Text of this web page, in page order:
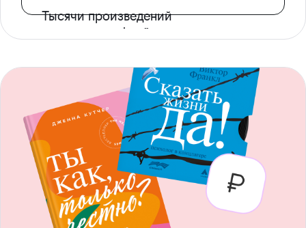
Тысячи произведений
с доступом офлайн